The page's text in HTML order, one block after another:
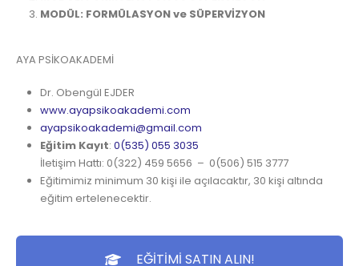
MODÜL: FORMÜLASYON ve SÜPERVİZYON
AYA PSİKOAKADEMİ
Dr. Obengül EJDER
www.ayapsikoakademi.com
ayapsikoakademi@gmail.com
Eğitim Kayıt: 0(535) 055 3035
İletişim Hattı: 0(322) 459 5656 – 0(506) 515 3777
Eğitimimiz minimum 30 kişi ile açılacaktır, 30 kişi altında
eğitim ertelenecektir.
EĞİTİMİ SATIN ALIN!